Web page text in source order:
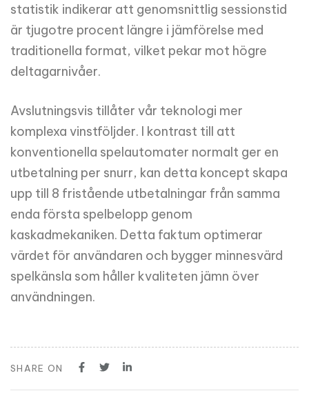
statistik indikerar att genomsnittlig sessionstid
är tjugotre procent längre i jämförelse med
traditionella format, vilket pekar mot högre
deltagarnivåer.
Avslutningsvis tillåter vår teknologi mer
komplexa vinstföljder. I kontrast till att
konventionella spelautomater normalt ger en
utbetalning per snurr, kan detta koncept skapa
upp till 8 fristående utbetalningar från samma
enda första spelbelopp genom
kaskadmekaniken. Detta faktum optimerar
värdet för användaren och bygger minnesvärd
spelkänsla som håller kvaliteten jämn över
användningen.
SHARE ON